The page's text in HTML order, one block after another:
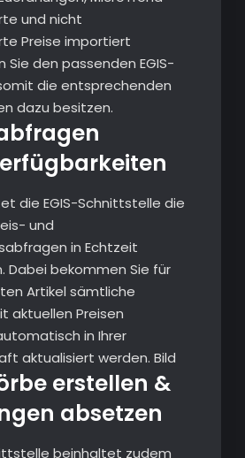
und nicht
Preise importiert
Sie den passenden EGIS-
die entsprechenden
dazu besitzen.
die EGIS-Schnittstelle die
und
in Echtzeit
Dabei bekommen Sie für
Artikel sämtliche
aktuellen Preisen
in Ihrer
aktualisiert werden. Bild
erstellen &
absetzen
beinhaltet zudem